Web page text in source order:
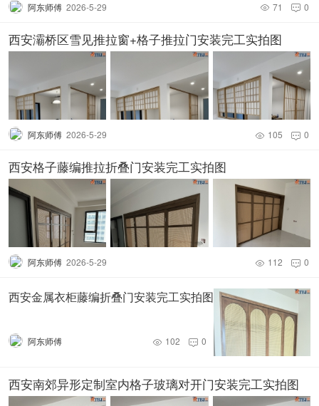
阿东师傅 2026-5-29  0
 71
西安灞桥区雪见推拉窗+格子推拉门安装完工实拍图
阿东师傅 2026-5-29  0
 105
西安格子藤编推拉折叠门安装完工实拍图
阿东师傅 2026-5-29  0
 112
西安金属衣柜藤编折叠门安装完工实拍图
阿东师傅  0
 102
西安南郊异形定制室内格子玻璃对开门安装完工实拍图